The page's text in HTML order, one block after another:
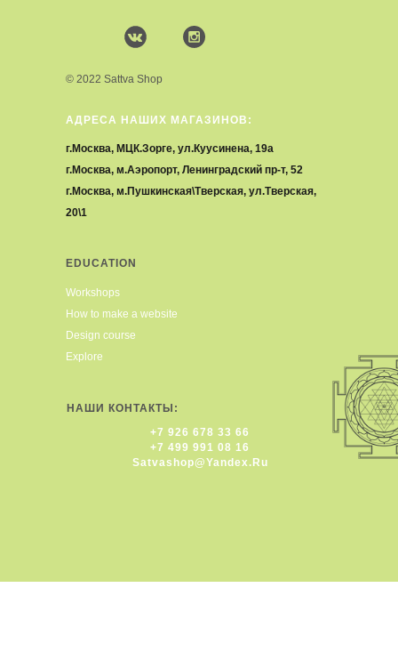
АДРЕСА НАШИХ МАГАЗИНОВ:
г.Москва, МЦК.Зорге, ул.Куусинена, 19а
г.Москва, м.Аэропорт, Ленинградский пр-т, 52
г.Москва, м.Пушкинская\Тверская, ул.Тверская,
20\1
EDUCATION
Workshops
How to make a website
Design course
Explore
НАШИ КОНТАКТЫ:
+7 926 678 33 66
+7 499 991 08 16
Satvashop@yandex.ru
© 2022 Sattva Shop